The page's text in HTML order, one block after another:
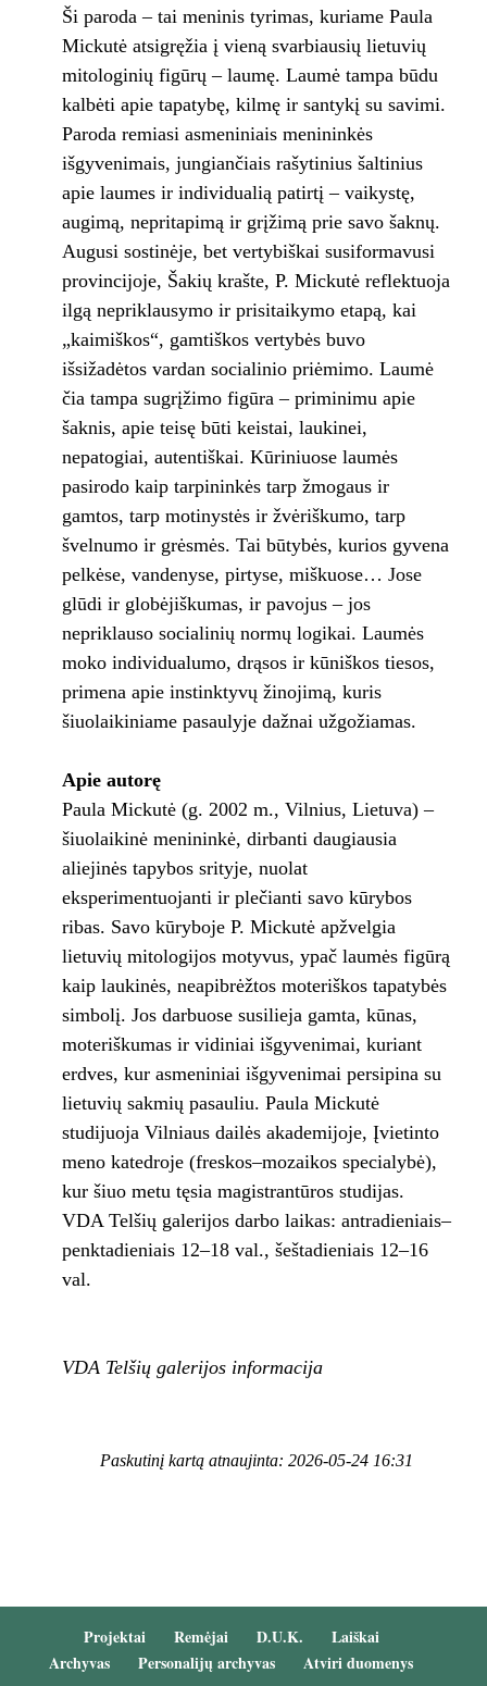
Ši paroda – tai meninis tyrimas, kuriame Paula
Mickutė atsigręžia į vieną svarbiausių lietuvių
mitologinių figūrų – laumę. Laumė tampa būdu
kalbėti apie tapatybę, kilmę ir santykį su savimi.
Paroda remiasi asmeniniais menininkės
išgyvenimais, jungiančiais rašytinius šaltinius
apie laumes ir individualią patirtį – vaikystę,
augimą, nepritapimą ir grįžimą prie savo šaknų.
Augusi sostinėje, bet vertybiškai susiformavusi
provincijoje, Šakių krašte, P. Mickutė reflektuoja
ilgą nepriklausymo ir prisitaikymo etapą, kai
„kaimiškos“, gamtiškos vertybės buvo
išsižadėtos vardan socialinio priėmimo. Laumė
čia tampa sugrįžimo figūra – priminimu apie
šaknis, apie teisę būti keistai, laukinei,
nepatogiai, autentiškai. Kūriniuose laumės
pasirodo kaip tarpininkės tarp žmogaus ir
gamtos, tarp motinystės ir žvėriškumo, tarp
švelnumo ir grėsmės. Tai būtybės, kurios gyvena
pelkėse, vandenyse, pirtyse, miškuose… Jose
glūdi ir globėjiškumas, ir pavojus – jos
nepriklauso socialinių normų logikai. Laumės
moko individualumo, drąsos ir kūniškos tiesos,
primena apie instinktyvų žinojimą, kuris
šiuolaikiniame pasaulyje dažnai užgožiamas.
Apie autorę
Paula Mickutė (g. 2002 m., Vilnius, Lietuva) –
šiuolaikinė menininkė, dirbanti daugiausia
aliejinės tapybos srityje, nuolat
eksperimentuojanti ir plečianti savo kūrybos
ribas. Savo kūryboje P. Mickutė apžvelgia
lietuvių mitologijos motyvus, ypač laumės figūrą
kaip laukinės, neapibrėžtos moteriškos tapatybės
simbolį. Jos darbuose susilieja gamta, kūnas,
moteriškumas ir vidiniai išgyvenimai, kuriant
erdves, kur asmeniniai išgyvenimai persipina su
lietuvių sakmių pasauliu. Paula Mickutė
studijuoja Vilniaus dailės akademijoje, Įvietinto
meno katedroje (freskos–mozaikos specialybė),
kur šiuo metu tęsia magistrantūros studijas.
VDA Telšių galerijos darbo laikas: antradieniais–
penktadieniais 12–18 val., šeštadieniais 12–16
val.
VDA Telšių galerijos informacija
Paskutinį kartą atnaujinta: 2026-05-24 16:31
Projektai Remėjai D.U.K.
Laiškai
Archyvas
Personalijų archyvas Atviri duomenys